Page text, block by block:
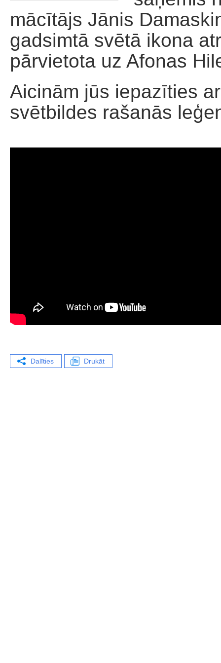
mācītājs Jānis
gadsimtā svētā ikona
pārvietota uz Afonas
Aicinām jūs iepazīties
svētbildes rašanās
Dalīties Drukāt